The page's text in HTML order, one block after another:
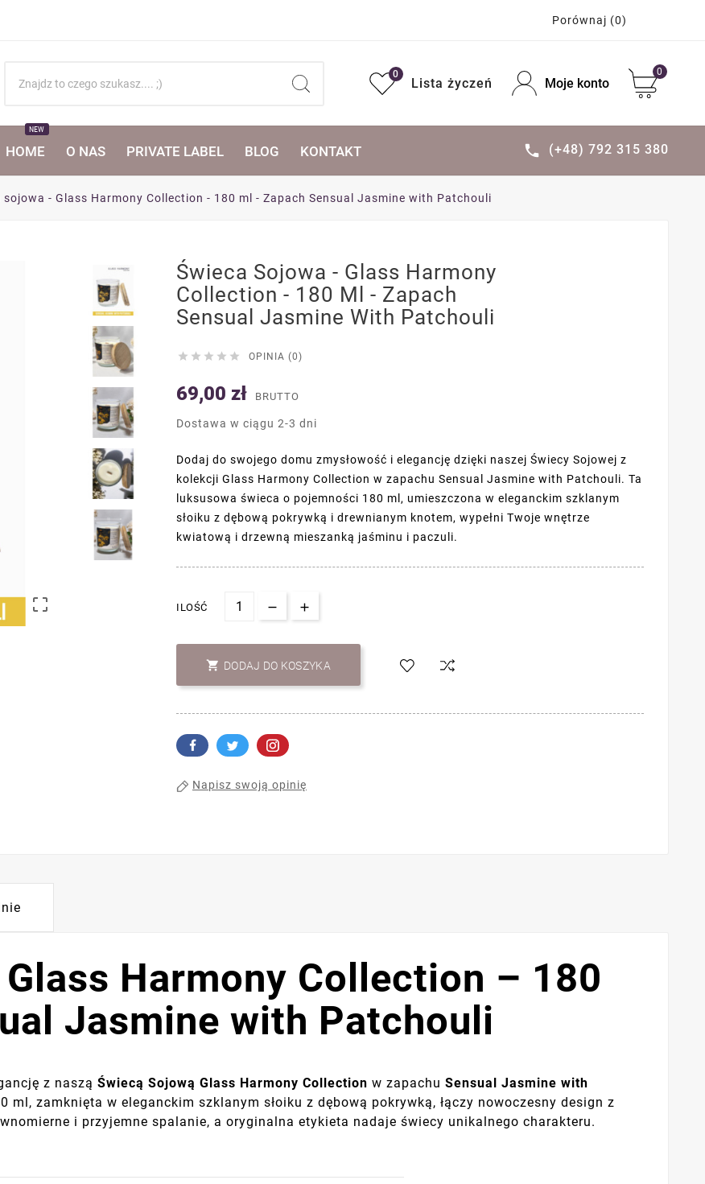
Porównaj (0)
Lista życzeń
0
Moje konto
0
HOME
NEW
O NAS PRIVATE LABEL BLOG KONTAKT  (+48) 792 315 380
sojowa - Glass Harmony Collection - 180 ml - Zapach Sensual Jasmine with Patchouli

Świeca Sojowa - Glass Harmony
Collection - 180 Ml - Zapach
Sensual Jasmine With Patchouli
     OPINIA (0)
69,00 zł BRUTTO
Dostawa w ciągu 2-3 dni
Dodaj do swojego domu zmysłowość i elegancję dzięki naszej Świecy Sojowej z
kolekcji Glass Harmony Collection w zapachu Sensual Jasmine with Patchouli. Ta
luksusowa świeca o pojemności 180 ml, umieszczona w eleganckim szklanym
słoiku z dębową pokrywką i drewnianym knotem, wypełni Twoje wnętrze
kwiatową i drzewną mieszanką jaśminu i paczuli.
ILOŚĆ
 DODAJ DO KOSZYKA
Napisz swoją opinię
Harmony Collection – 180
Jasmine with Patchouli
z naszą Świecą Sojową Glass Harmony Collection w zapachu Sensual Jasmine with
ml, zamknięta w eleganckim szklanym słoiku z dębową pokrywką, łączy nowoczesny design z
i przyjemne spalanie, a oryginalna etykieta nadaje świecy unikalnego charakteru.